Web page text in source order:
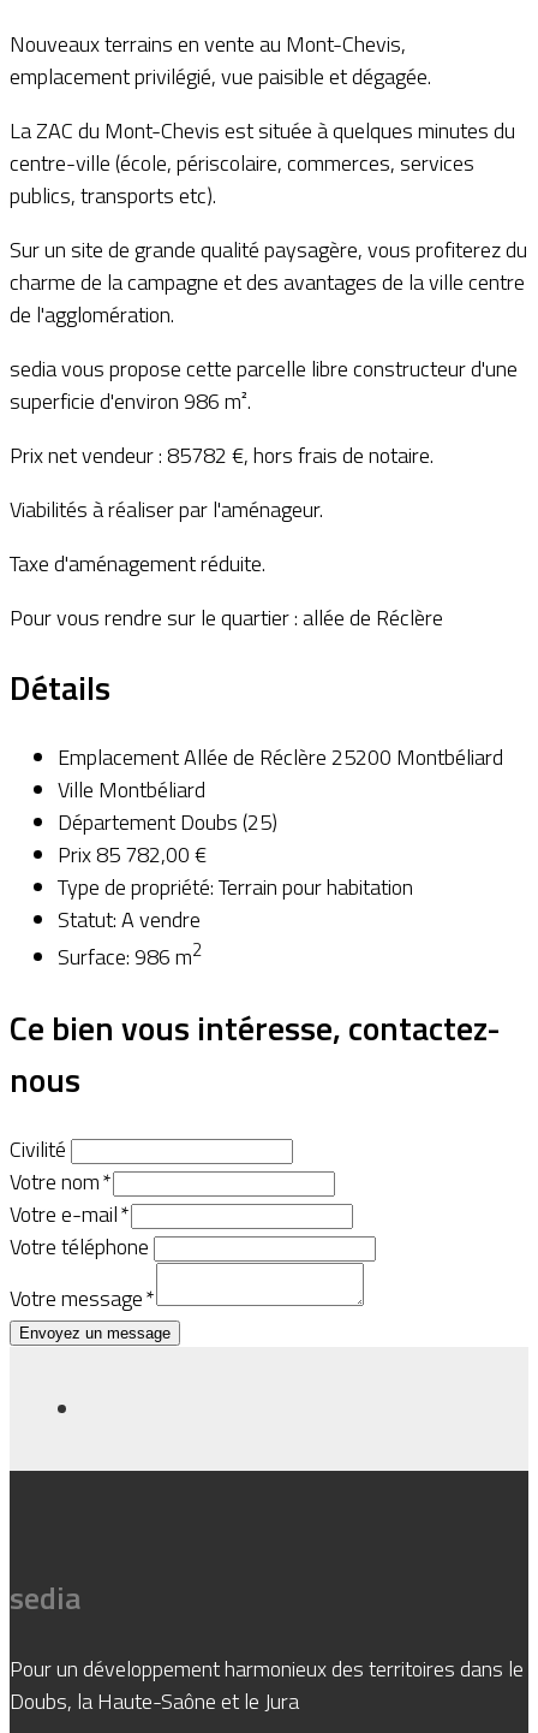
Nouveaux terrains en vente au Mont-Chevis,
emplacement privilégié, vue paisible et dégagée.
La ZAC du Mont-Chevis est située à quelques minutes du
centre-ville (école, périscolaire, commerces, services
publics, transports etc).
Sur un site de grande qualité paysagère, vous profiterez du
charme de la campagne et des avantages de la ville centre
de l'agglomération.
sedia vous propose cette parcelle libre constructeur d'une
superficie d'environ 986 m².
Prix net vendeur : 85782 €, hors frais de notaire.
Viabilités à réaliser par l'aménageur.
Taxe d'aménagement réduite.
Pour vous rendre sur le quartier : allée de Réclère
Détails
EmplacementAllée de Réclère 25200 Montbéliard
Ville Montbéliard
DépartementDoubs (25)
Prix85 782,00 €
Type de propriété:Terrain pour habitation
Statut:A vendre
Surface:986 m2
Ce bien vous intéresse, contactez-
nous
Civilité
Votre nom*
Votre e-mail*
Votre téléphone
Votre message*
Envoyez un message
sedia
Pour un développement harmonieux des territoires dans le
Doubs, la Haute-Saône et le Jura